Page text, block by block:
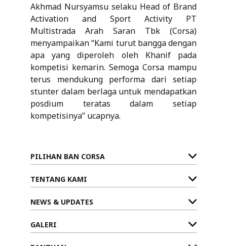
Akhmad Nursyamsu selaku Head of Brand
Activation and Sport Activity PT
Multistrada Arah Saran Tbk (Corsa)
menyampaikan “Kami turut bangga dengan
apa yang diperoleh oleh Khanif pada
kompetisi kemarin. Semoga Corsa mampu
terus mendukung performa dari setiap
stunter dalam berlaga untuk mendapatkan
posdium teratas dalam setiap
kompetisinya” ucapnya.
PILIHAN BAN CORSA
TENTANG KAMI
NEWS & UPDATES
GALERI